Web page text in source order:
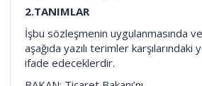
2.TANIMLAR
İşbu sözleşmenin uygulanmasında
aşağıda yazılı terimler karşılarındaki
ifade edeceklerdir.